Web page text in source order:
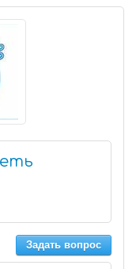
Задать вопрос